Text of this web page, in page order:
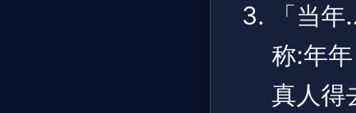
「当
称:年
真人得